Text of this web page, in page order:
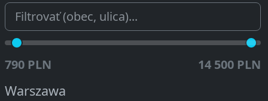
790 PLN 14 500 PLN
Warszawa